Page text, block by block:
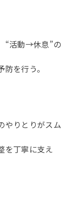
“活動→休息”の
を行う。
やりとりがスム
を丁寧に支え